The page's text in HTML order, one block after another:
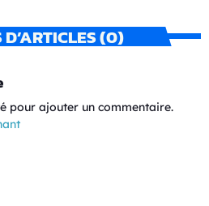
(0)
pour ajouter un commentaire.